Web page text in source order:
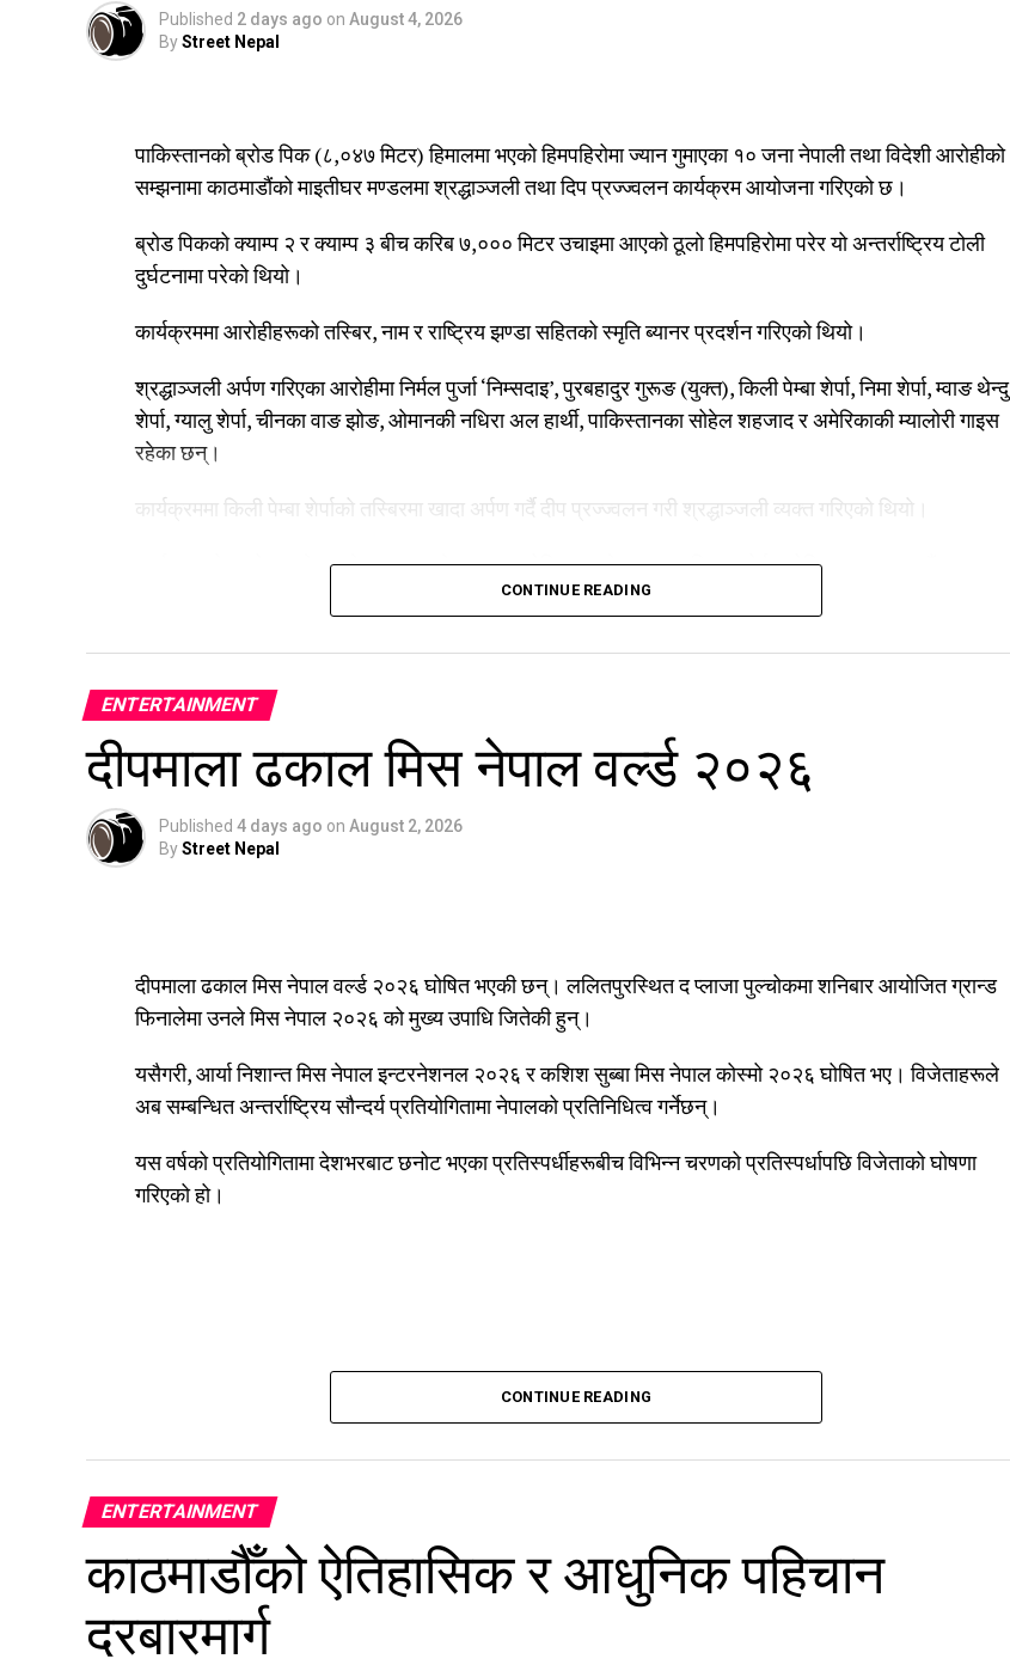
Published 2 days ago on August 4, 2026
ByStreet Nepal
पाकिस्तानको ब्रोड पिक (८,०४७ मिटर) हिमालमा भएको हिमपहिरोमा ज्यान गुमाएका १० जना नेपाली तथा विदेशी आरोहीको
सम्झनामा काठमाडौंको माइतीघर मण्डलमा श्रद्धाञ्जली तथा दिप प्रज्ज्वलन कार्यक्रम आयोजना गरिएको छ।
ब्रोड पिकको क्याम्प २ र क्याम्प ३ बीच करिब ७,००० मिटर उचाइमा आएको ठूलो हिमपहिरोमा परेर यो अन्तर्राष्ट्रिय टोली
दुर्घटनामा परेको थियो।
कार्यक्रममा आरोहीहरूको तस्बिर, नाम र राष्ट्रिय झण्डा सहितको स्मृति ब्यानर प्रदर्शन गरिएको थियो।
श्रद्धाञ्जली अर्पण गरिएका आरोहीमा निर्मल पुर्जा ‘निम्सदाइ’, पुरबहादुर गुरूङ (युक्त), किली पेम्बा शेर्पा, निमा शेर्पा, म्वाङ थेन्दु
शेर्पा, ग्यालु शेर्पा, चीनका वाङ झोङ, ओमानकी नधिरा अल हार्थी, पाकिस्तानका सोहेल शहजाद र अमेरिकाकी म्यालोरी गाइस
रहेका छन्।
कार्यक्रममा किली पेम्बा शेर्पाको तस्बिरमा खादा अर्पण गर्दै दीप प्रज्ज्वलन गरी श्रद्धाञ्जली व्यक्त गरिएको थियो।
कार्यक्रमको आयोजना नेपाल नेसनल माउन्टेन गाइड एसोसिएसन, नेपाल क्लाइम्बिङ स्पोर्ट एसोसिएसन (काठमाडौं उपत्यका
विशेष समिति), माउन्ट एभरेस्ट समिटर्स क्लब रोल्वालिङ–दोलखा र एभरेस्ट समिटियर्स एसोसिएसनले संयुक्त रूपमा गरेका
CONTINUE READING
ENTERTAINMENT
दीपमाला ढकाल मिस नेपाल वर्ल्ड २०२६
Published 4 days ago on August 2, 2026
ByStreet Nepal
दीपमाला ढकाल मिस नेपाल वर्ल्ड २०२६ घोषित भएकी छन्। ललितपुरस्थित द प्लाजा पुल्चोकमा शनिबार आयोजित ग्रान्ड
फिनालेमा उनले मिस नेपाल २०२६ को मुख्य उपाधि जितेकी हुन्।
यसैगरी, आर्या निशान्त मिस नेपाल इन्टरनेशनल २०२६ र कशिश सुब्बा मिस नेपाल कोस्मो २०२६ घोषित भए। विजेताहरूले
अब सम्बन्धित अन्तर्राष्ट्रिय सौन्दर्य प्रतियोगितामा नेपालको प्रतिनिधित्व गर्नेछन्।
यस वर्षको प्रतियोगितामा देशभरबाट छनोट भएका प्रतिस्पर्धीहरूबीच विभिन्न चरणको प्रतिस्पर्धापछि विजेताको घोषणा
गरिएको हो।
CONTINUE READING
ENTERTAINMENT
काठमाडौँको ऐतिहासिक र आधुनिक पहिचान
दरबारमार्ग